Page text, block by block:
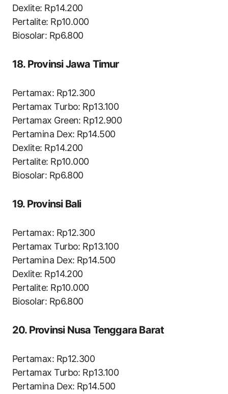
Dexlite: Rp14.200
Pertalite: Rp10.000
Biosolar: Rp6.800
18. Provinsi Jawa Timur
Pertamax: Rp12.300
Pertamax Turbo: Rp13.100
Pertamax Green: Rp12.900
Pertamina Dex: Rp14.500
Dexlite: Rp14.200
Pertalite: Rp10.000
Biosolar: Rp6.800
19. Provinsi Bali
Pertamax: Rp12.300
Pertamax Turbo: Rp13.100
Pertamina Dex: Rp14.500
Dexlite: Rp14.200
Pertalite: Rp10.000
Biosolar: Rp6.800
20. Provinsi Nusa Tenggara Barat
Pertamax: Rp12.300
Pertamax Turbo: Rp13.100
Pertamina Dex: Rp14.500